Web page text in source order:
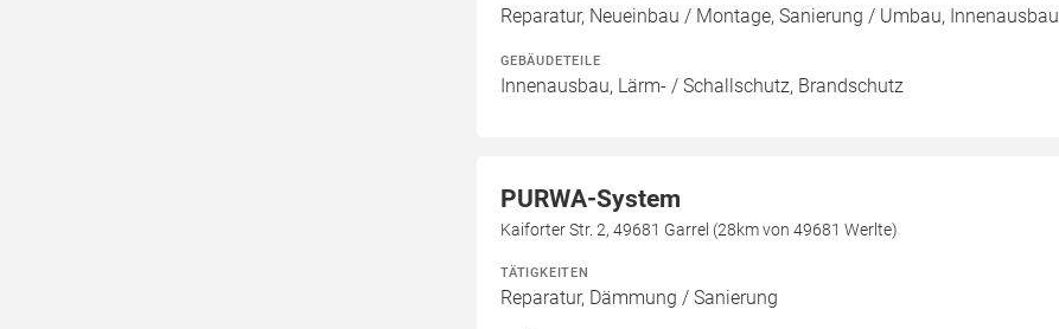
Reparatur, Neueinbau / Montage, Sanierung / Umbau, Innenausbau
GEBÄUDETEILE
Innenausbau, Lärm- / Schallschutz, Brandschutz
PURWA-System
Kaiforter Str. 2, 49681 Garrel (28km von 49681 Werlte)
TÄTIGKEITEN
Reparatur, Dämmung / Sanierung